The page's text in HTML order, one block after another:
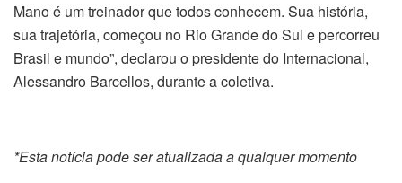
Mano é um treinador que todos conhecem. Sua história,
sua trajetória, começou no Rio Grande do Sul e percorreu
Brasil e mundo”, declarou o presidente do Internacional,
Alessandro Barcellos, durante a coletiva.
*Esta notícia pode ser atualizada a qualquer momento